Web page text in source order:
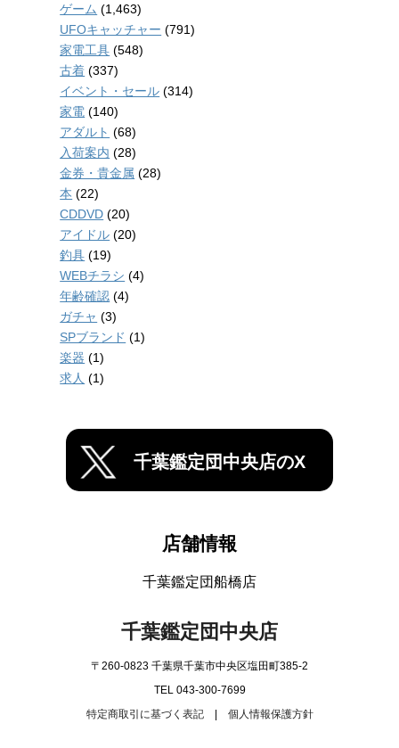
ゲーム (1,463)
UFOキャッチャー (791)
家電工具 (548)
古着 (337)
イベント・セール (314)
家電 (140)
アダルト (68)
入荷案内 (28)
金券・貴金属 (28)
本 (22)
CDDVD (20)
アイドル (20)
釣具 (19)
WEBチラシ (4)
年齢確認 (4)
ガチャ (3)
SPブランド (1)
楽器 (1)
求人 (1)
千葉鑑定団中央店のX
店舗情報
千葉鑑定団船橋店
千葉鑑定団中央店
〒260-0823 千葉県千葉市中央区塩田町385-2
TEL 043-300-7699
特定商取引に基づく表記| 個人情報保護方針